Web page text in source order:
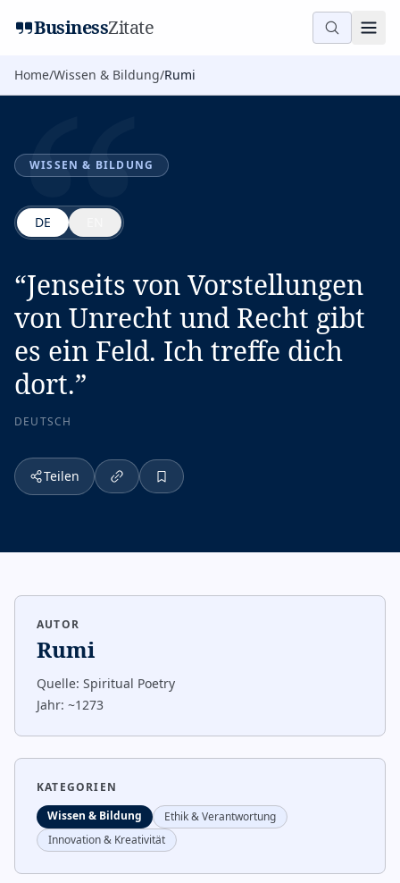
BusinessZitate
Home/Wissen & Bildung/Rumi
“
WISSEN & BILDUNG
DE
“Jenseits von Vorstellungen
von Unrecht und Recht gibt
es ein Feld. Ich treffe dich
dort.”
DEUTSCH
Teilen
AUTOR
Rumi
Quelle: Spiritual Poetry
Jahr: ~1273
KATEGORIEN
Wissen & Bildung
Ethik & Verantwortung
Innovation & Kreativität